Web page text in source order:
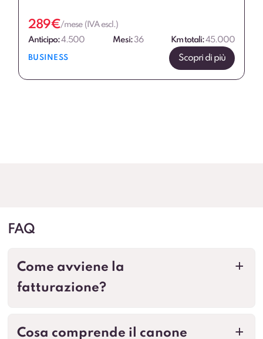
289€/mese (IVA escl.)
Anticipo:4.500 Mesi:36 Km totali:45.000
BUSINESS Scopri di più
FAQ
a
Come avviene la
fatturazione?
a
Cosa comprende il canone